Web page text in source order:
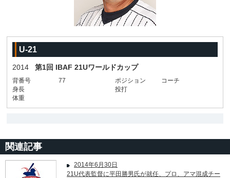
U-21
2014 第1回 IBAF 21Uワールドカップ
背番号 77 ポジション
コーチ
身長
投打
体重
関連記事
2014年6月30日
21U代表監督に平田勝男氏が就任、プロ、アマ混成チー